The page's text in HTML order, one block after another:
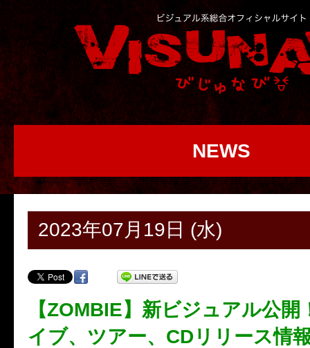
NEWS
2023年07月19日 (水)
【ZOMBIE】新ビジュアル公開
イブ、ツアー、CDリリース情